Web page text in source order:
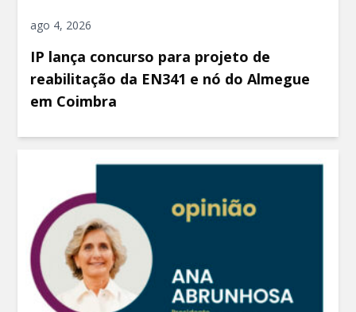
ago 4, 2026
IP lança concurso para projeto de
reabilitação da EN341 e nó do Almegue
em Coimbra